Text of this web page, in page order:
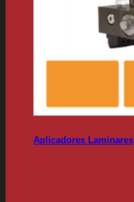
Aplicadores Laminares